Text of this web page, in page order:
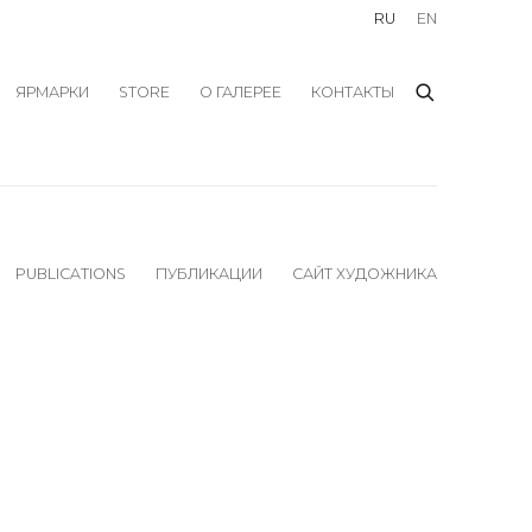
ЯРМАРКИ STORE О ГАЛЕРЕЕ КОНТАКТЫ
RU EN
PUBLICATIONS ПУБЛИКАЦИИ САЙТ ХУДОЖНИКА